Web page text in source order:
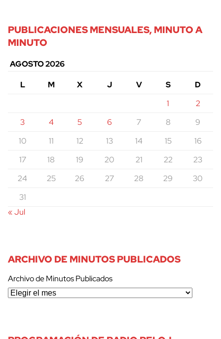
PUBLICACIONES MENSUALES, MINUTO A
MINUTO
AGOSTO 2026
L
M X J V S
D
1
2
3
4 5 6 7 8
9
10
11 12 13 14 15
16
17
18 19 20 21 22
23
24
25 26 27 28 29
30
31
« Jul
ARCHIVO DE MINUTOS PUBLICADOS
Archivo de Minutos Publicados